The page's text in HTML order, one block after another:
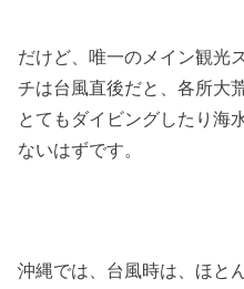
だけど、唯一のメイン観光
チは台風直後だと、各所大
とてもダイビングしたり海
ないはずです。
沖縄では、台風時は、ほと